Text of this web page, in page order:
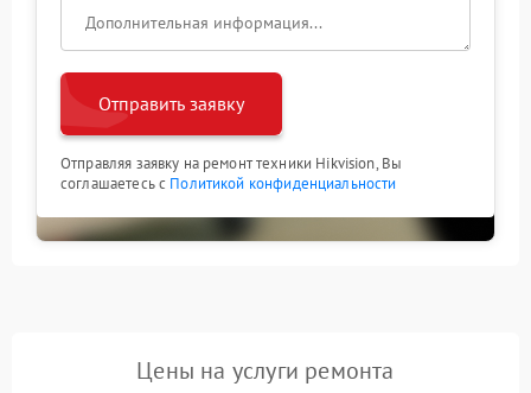
Отправить заявку
Отправляя заявку на ремонт техники Hikvision, Вы
соглашаетесь с Политикой конфиденциальности
Цены на услуги ремонта